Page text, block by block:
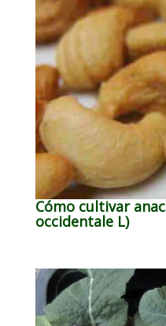
Cómo cultivar
occidentale L)